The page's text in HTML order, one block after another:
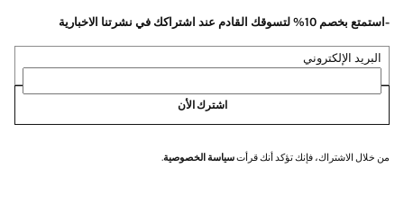
-استمتع بخصم 10% لتسوقك القادم عند اشتراكك في نشرتنا الاخبارية
البريد الإلكتروني
اشترك الأن
من خلال الاشتراك، فإنك تؤكد أنك قرأتسياسة الخصوصية.